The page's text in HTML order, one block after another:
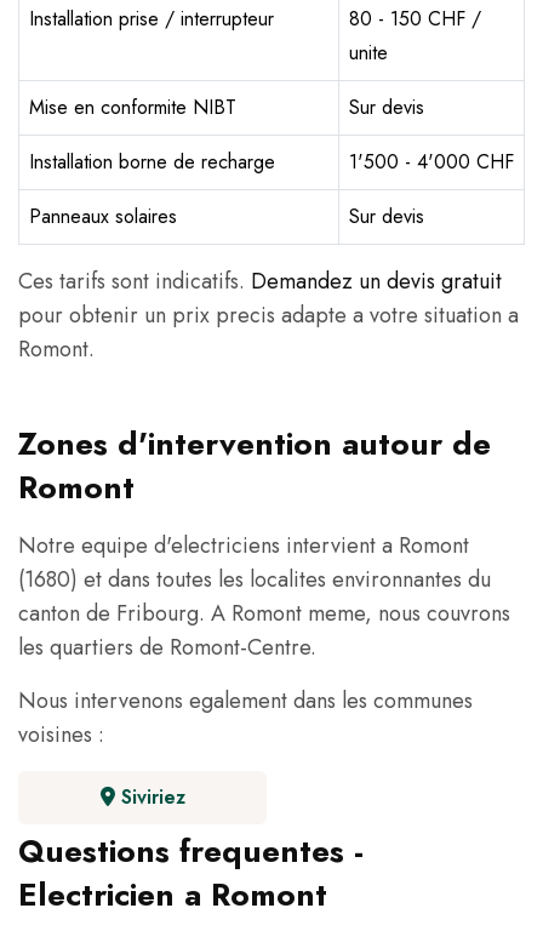
Installation prise / interrupteur
80 - 150 CHF /
unite
Mise en conformite NIBT
Sur devis
Installation borne de recharge
1'500 - 4'000 CHF
Panneaux solaires
Sur devis
Ces tarifs sont indicatifs. Demandez un devis gratuit
pour obtenir un prix precis adapte a votre situation a
Romont.
Zones d'intervention autour de
Romont
Notre equipe d'electriciens intervient a Romont
(1680) et dans toutes les localites environnantes du
canton de Fribourg. A Romont meme, nous couvrons
les quartiers de Romont-Centre.
Nous intervenons egalement dans les communes
voisines :
Siviriez
Questions frequentes -
Electricien a Romont